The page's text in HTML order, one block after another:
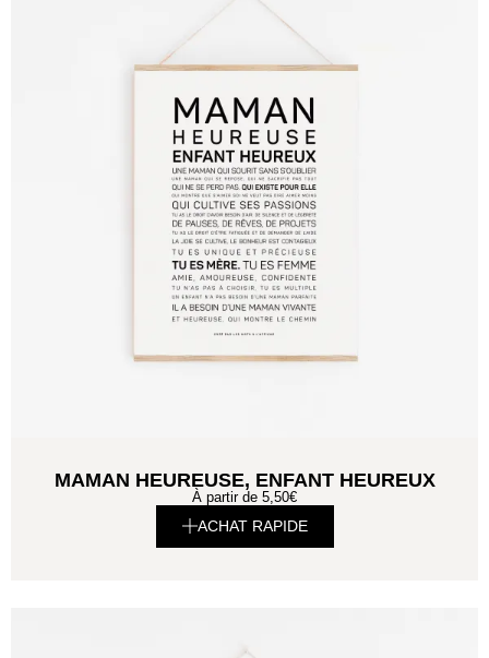
MAMAN HEUREUSE, ENFANT HEUREUX
À partir de 5,50€
ACHAT RAPIDE